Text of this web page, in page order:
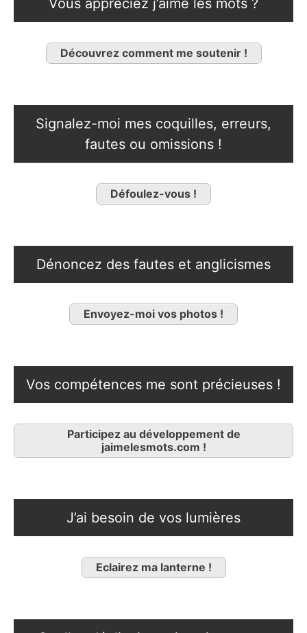
Vous appréciez j’aime les mots ?
Découvrez comment me soutenir !
Signalez-moi mes coquilles, erreurs,
fautes ou omissions !
Défoulez-vous !
Dénoncez des fautes et anglicismes
Envoyez-moi vos photos !
Vos compétences me sont précieuses !
Participez au développement de
jaimelesmots.com !
J’ai besoin de vos lumières
Eclairez ma lanterne !